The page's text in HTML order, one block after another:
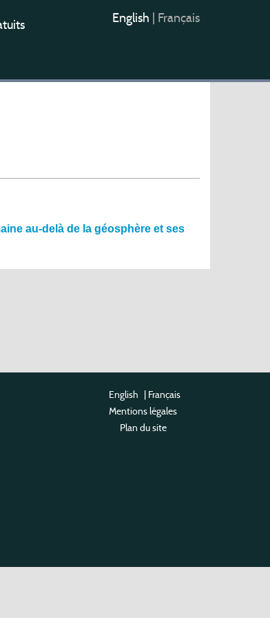
English Français
au-delà de la géosphère et ses
English | Français
Mentions légales
Plan du site